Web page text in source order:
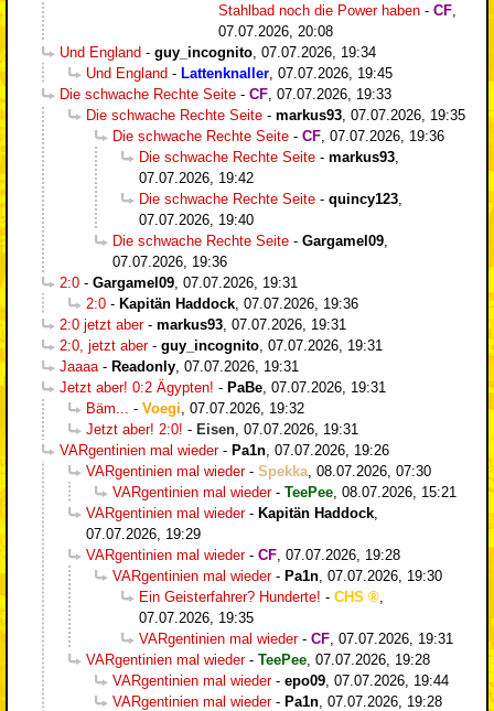
Stahlbad noch die Power haben - CF
07.07.2026, 20:08
Und England - guy_incognito 07.07.2026, 19:34
Und England - Lattenknaller 07.07.2026, 19:45
Die schwache Rechte Seite - CF 07.07.2026, 19:33
Die schwache Rechte Seite - markus93 07.07.2026, 19:35
Die schwache Rechte Seite - CF 07.07.2026, 19:36
Die schwache Rechte Seite - markus93
07.07.2026, 19:42
Die schwache Rechte Seite - quincy123
07.07.2026, 19:40
Die schwache Rechte Seite - Gargamel09
07.07.2026, 19:36
2:0 - Gargamel09 07.07.2026, 19:31
2:0 - Kapitän Haddock 07.07.2026, 19:36
2:0 jetzt aber- markus93 07.07.2026, 19:31
2:0, jetzt aber- guy_incognito 07.07.2026, 19:31
Jaaaa - Readonly 07.07.2026, 19:31
Jetzt aber! 0:2 Ägypten! - PaBe 07.07.2026, 19:31
Bäm...
- Voegi 07.07.2026, 19:32
Jetzt aber! 2:0! - Eisen 07.07.2026, 19:31
VARgentinien mal wieder- Pa1n 07.07.2026, 19:26
VARgentinien mal wieder- Spekka 08.07.2026, 07:30
VARgentinien mal wieder- TeePee 08.07.2026, 15:21
VARgentinien mal wieder- Kapitän Haddock
07.07.2026, 19:29
VARgentinien mal wieder- CF 07.07.2026, 19:28
VARgentinien mal wieder- Pa1n 07.07.2026, 19:30
Ein Geisterfahrer? Hunderte! - CHS
07.07.2026, 19:35
VARgentinien mal wieder- CF 07.07.2026, 19:31
VARgentinien mal wieder- TeePee 07.07.2026, 19:28
VARgentinien mal wieder- epo09 07.07.2026, 19:44
VARgentinien mal wieder- Pa1n 07.07.2026, 19:28